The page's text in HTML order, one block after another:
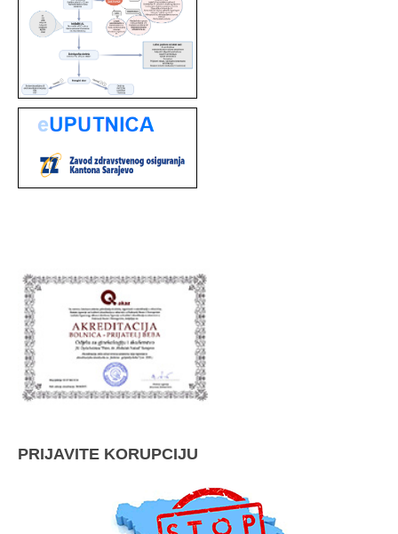
PRIJAVITE KORUPCIJU